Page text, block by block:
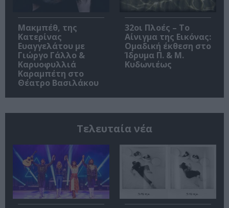
Μακμπέθ, της
Κατερίνας
Ευαγγελάτου με
Γιώργο Γάλλο &
Καρυοφυλλιά
Καραμπέτη στο
Θέατρο Βασιλάκου
32οι Πλοές – Το
Αίνιγμα της Εικόνας:
Ομαδική έκθεση στο
Ίδρυμα Π. & Μ.
Κυδωνιέως
Τελευταία νέα